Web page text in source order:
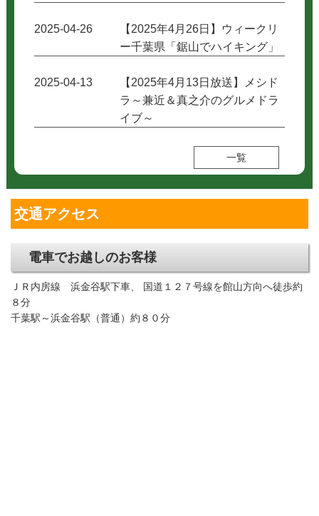
2025-04-26
【2025年4月26日】ウィークリ
ー千葉県「鋸山でハイキング」
2025-04-13
【2025年4月13日放送】メシド
ラ～兼近＆真之介のグルメドラ
イブ～
一覧
交通アクセス
電車でお越しのお客様
ＪＲ内房線 浜金谷駅下車、 国道１２７号線を館山方向へ徒歩約
８分
千葉駅～浜金谷駅（普通）約８０分